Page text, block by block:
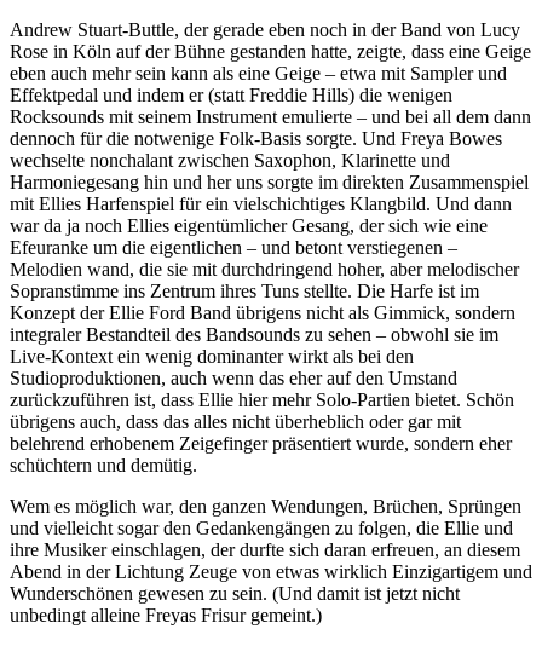
Andrew Stuart-Buttle, der gerade eben noch in der Band von Lucy
Rose in Köln auf der Bühne gestanden hatte, zeigte, dass eine Geige
eben auch mehr sein kann als eine Geige – etwa mit Sampler und
Effektpedal und indem er (statt Freddie Hills) die wenigen
Rocksounds mit seinem Instrument emulierte – und bei all dem dann
dennoch für die notwenige Folk-Basis sorgte. Und Freya Bowes
wechselte nonchalant zwischen Saxophon, Klarinette und
Harmoniegesang hin und her uns sorgte im direkten Zusammenspiel
mit Ellies Harfenspiel für ein vielschichtiges Klangbild. Und dann
war da ja noch Ellies eigentümlicher Gesang, der sich wie eine
Efeuranke um die eigentlichen – und betont verstiegenen –
Melodien wand, die sie mit durchdringend hoher, aber melodischer
Sopranstimme ins Zentrum ihres Tuns stellte. Die Harfe ist im
Konzept der Ellie Ford Band übrigens nicht als Gimmick, sondern
integraler Bestandteil des Bandsounds zu sehen – obwohl sie im
Live-Kontext ein wenig dominanter wirkt als bei den
Studioproduktionen, auch wenn das eher auf den Umstand
zurückzuführen ist, dass Ellie hier mehr Solo-Partien bietet. Schön
übrigens auch, dass das alles nicht überheblich oder gar mit
belehrend erhobenem Zeigefinger präsentiert wurde, sondern eher
schüchtern und demütig.
Wem es möglich war, den ganzen Wendungen, Brüchen, Sprüngen
und vielleicht sogar den Gedankengängen zu folgen, die Ellie und
ihre Musiker einschlagen, der durfte sich daran erfreuen, an diesem
Abend in der Lichtung Zeuge von etwas wirklich Einzigartigem und
Wunderschönen gewesen zu sein. (Und damit ist jetzt nicht
unbedingt alleine Freyas Frisur gemeint.)